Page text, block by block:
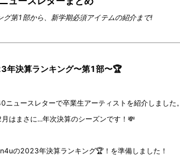
第1部から、新学期必須アイテムの紹介まで!
決算ランキング〜第1部〜🏆
ュースレターで卒業生アーティストを紹介しました。
はまさに...年次決算のシーズンです！ 💸
の2023年決算ランキング🏆！を準備しました！